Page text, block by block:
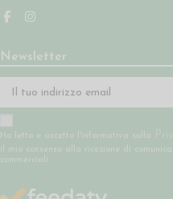
Newsletter
Ho letto e accetto l'informativa sulla
il mio consenso alla ricezione di
commerciali.